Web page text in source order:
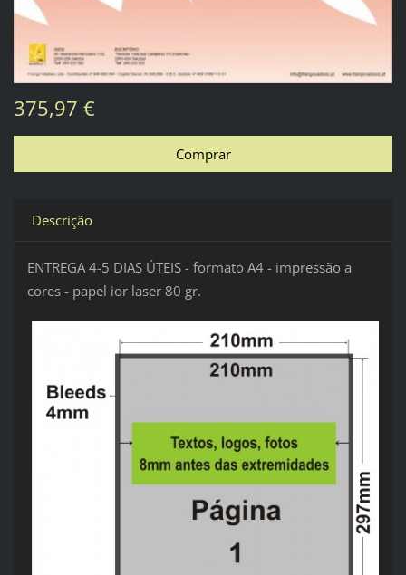
375,97 €
Descrição
ENTREGA 4-5 DIAS ÚTEIS - formato A4 - impressão a
cores - papel ior laser 80 gr.